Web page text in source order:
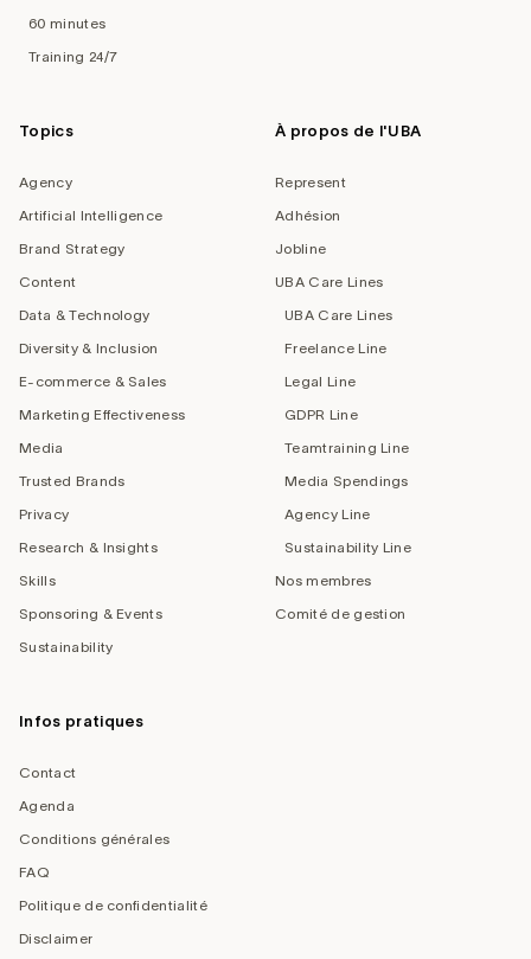
60 minutes
Training 24/7
Topics
Agency
Artificial Intelligence
Brand Strategy
Content
Data & Technology
Diversity & Inclusion
E-commerce & Sales
Marketing Effectiveness
Media
Trusted Brands
Privacy
Research & Insights
Skills
Sponsoring & Events
Sustainability
À propos de l'UBA
Represent
Adhésion
Jobline
UBA Care Lines
UBA Care Lines
Freelance Line
Legal Line
GDPR Line
Teamtraining Line
Media Spendings
Agency Line
Sustainability Line
Nos membres
Comité de gestion
Infos pratiques
Contact
Agenda
Conditions générales
FAQ
Politique de confidentialité
Disclaimer